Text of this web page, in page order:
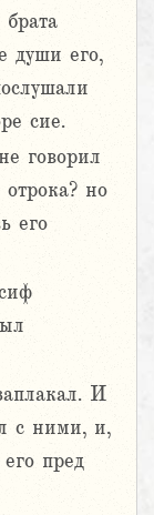
души его,
сие.
говорил
но
его
И
с ними, и,
пред